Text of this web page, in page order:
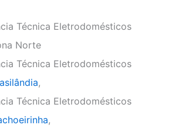
Técnica Eletrodomésticos
Norte
Técnica Eletrodomésticos
,
Técnica Eletrodomésticos
,